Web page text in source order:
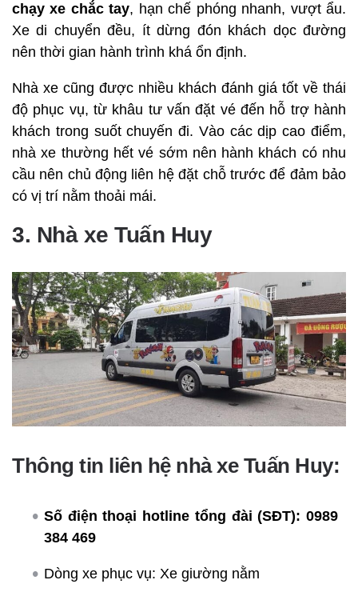
chạy xe chắc tay, hạn chế phóng nhanh, vượt ẩu.
Xe di chuyển đều, ít dừng đón khách dọc đường
nên thời gian hành trình khá ổn định.
Nhà xe cũng được nhiều khách đánh giá tốt về thái
độ phục vụ, từ khâu tư vấn đặt vé đến hỗ trợ hành
khách trong suốt chuyến đi. Vào các dịp cao điểm,
nhà xe thường hết vé sớm nên hành khách có nhu
cầu nên chủ động liên hệ đặt chỗ trước để đảm bảo
có vị trí nằm thoải mái.
3. Nhà xe Tuấn Huy
Thông tin liên hệ nhà xe Tuấn Huy:
Số điện thoại hotline tổng đài (SĐT): 0989
384 469
Dòng xe phục vụ: Xe giường nằm